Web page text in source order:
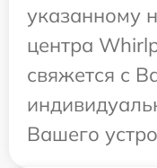
указанному
центра
свяжется с
Вашего